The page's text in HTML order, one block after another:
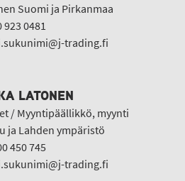
Suomi ja Pirkanmaa
923 0481
trading.fi
LATONEN
/ Myyntipäällikkö, myynti
ja Lahden ympäristö
450 745
trading.fi